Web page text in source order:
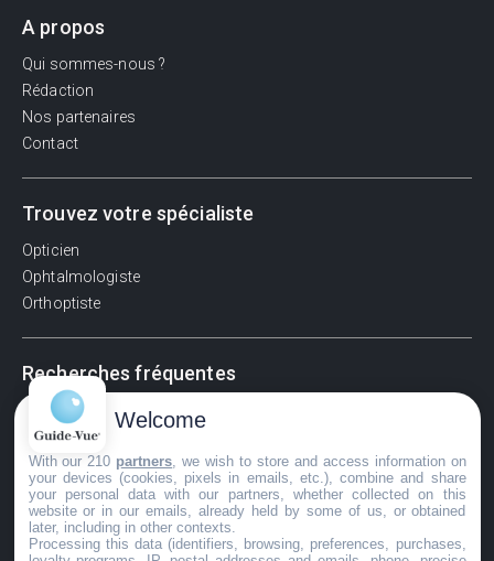
A propos
Qui sommes-nous ?
Rédaction
Nos partenaires
Contact
Trouvez votre spécialiste
Opticien
Ophtalmologiste
Orthoptiste
Recherches fréquentes
Pathologies adultes
Signes d'une urgence ophtalmologique
La vision
Acuité visuelle
Myosis / mydriase
Œdème oculaire
Welcome
With our 210 partners , we wish to store and access information on
your devices (cookies, pixels in emails, etc.), combine and share
your personal data with our partners, whether collected on this
website or in our emails, already held by some of us, or obtained
later, including in other contexts.
Processing this data (identifiers, browsing, preferences, purchases,